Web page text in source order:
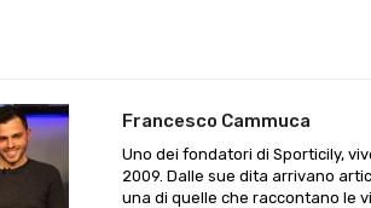
Francesco Cammuca
Uno dei fondatori di Sporticily,
2009. Dalle sue dita arrivano
una di quelle che raccontano le